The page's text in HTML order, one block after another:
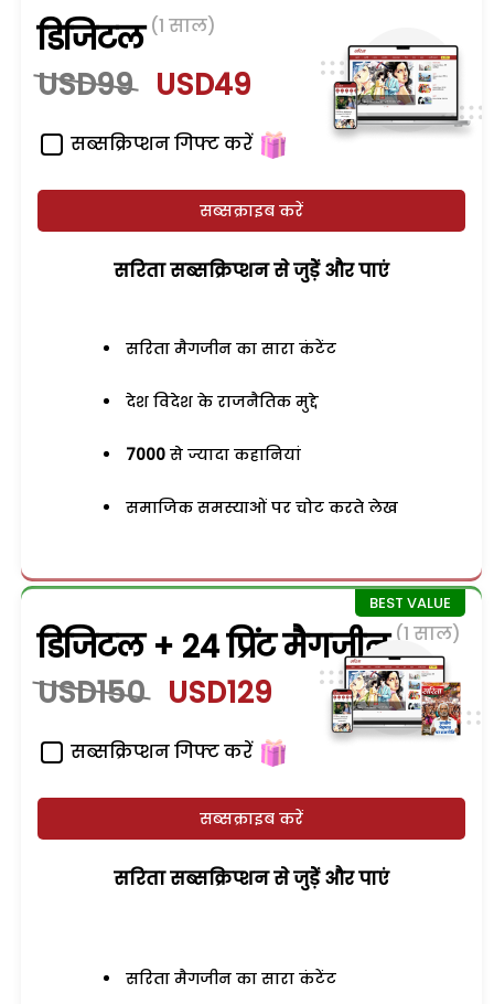
डिजिटल (1 साल)
USD99 USD49
सब्सक्रिप्शन गिफ्ट करें
सब्सक्राइब करें
सरिता सब्सक्रिप्शन से जुड़ेें और पाएं
सरिता मैगजीन का सारा कंटेंट
देश विदेश के राजनैतिक मुद्दे
7000 से ज्यादा कहानियां
समाजिक समस्याओं पर चोट करते लेख
डिजिटल + 24 प्रिंट मैगजीन (1 साल)
USD150 USD129
सब्सक्रिप्शन गिफ्ट करें
सब्सक्राइब करें
सरिता सब्सक्रिप्शन से जुड़ेें और पाएं
सरिता मैगजीन का सारा कंटेंट